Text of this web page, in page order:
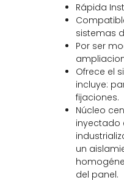
Rápida
sistemas
Por ser
Ofrece el
incluye:
fijaciones.
Núcleo
inyectado
un
del panel.